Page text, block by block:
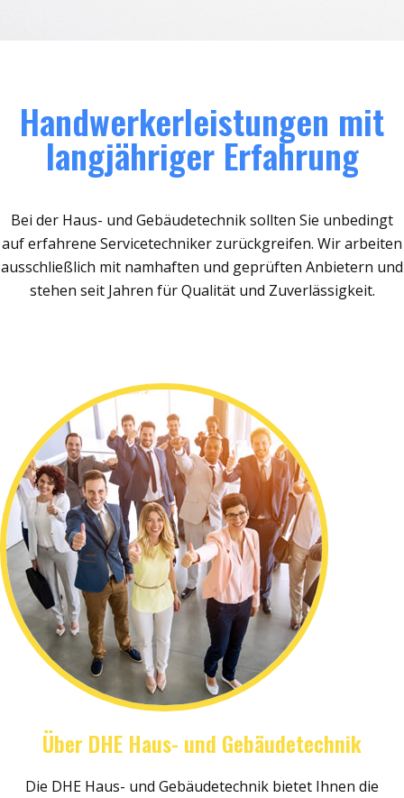
Handwerkerleistungen mit
langjähriger Erfahrung
Bei der Haus- und Gebäudetechnik sollten Sie unbedingt
auf erfahrene Servicetechniker zurückgreifen. Wir arbeiten
ausschließlich mit namhaften und geprüften Anbietern und
stehen seit Jahren für Qualität und Zuverlässigkeit.
Über DHE Haus- und Gebäudetechnik
Die DHE Haus- und Gebäudetechnik bietet Ihnen die